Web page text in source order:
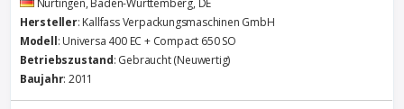
Nürtingen, Baden-Württemberg, DE
Hersteller: Kallfass Verpackungsmaschinen GmbH
Modell: Universa 400 EC + Compact 650 SO
Betriebszustand: Gebraucht (Neuwertig)
Baujahr: 2011